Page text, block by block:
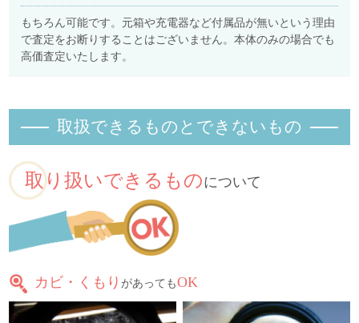
もちろん可能です。元箱や充電器など付属品が無いという理由
で査定をお断りすることはございません。本体のみの場合でも
高価査定いたします。
取扱できるものとできないもの
取り扱いできるものについて
カビ・くもり があってもOK